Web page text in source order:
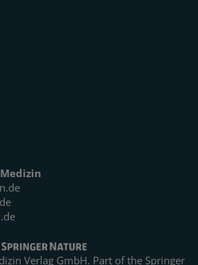
Verlag GmbH. Part of the Springer